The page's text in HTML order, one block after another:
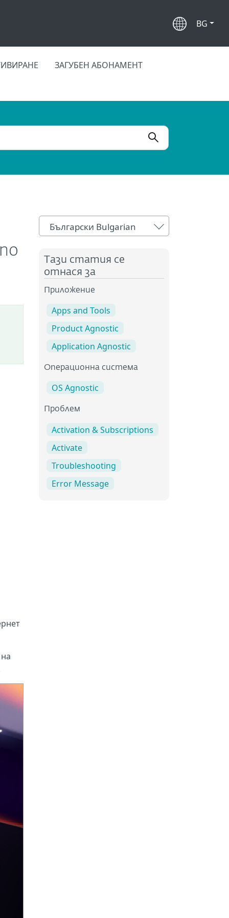
BG
ЗАГУБЕН АБОНАМЕНТ
Български Bulgarian
Тази статия се
отнася за
Приложение
Apps and Tools
Product Agnostic
Application Agnostic
Операционна система
OS Agnostic
Проблем
Activation & Subscriptions
Activate
Troubleshooting
Error Message